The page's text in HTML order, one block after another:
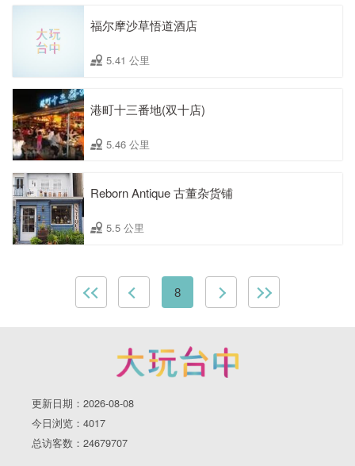
福尔摩沙草悟道酒店
5.41 公里
港町十三番地(双十店)
5.46 公里
Reborn Antique 古董杂货铺
5.5 公里
8
更新日期：2026-08-08
今日浏览：4017
总访客数：24679707